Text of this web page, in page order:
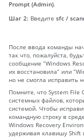
Prompt (Admin).
Шаг 2: Введите sfc /
После ввода команды
так что, пожалуйста,
сообщение “Windows
их восстановила” или
но не смогла исправить
Помните, что System File
системных файлов,
системой. Чтобы
командную строку в
Windows Recovery
удерживая клавишу Shift